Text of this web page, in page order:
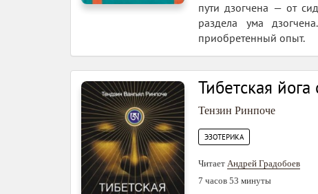
пути дзогчена — от
раздела ума
приобретенный опыт.
Тибетская йога
Тензин Ринпоче
ЭЗОТЕРИКА
Читает Андрей Градобоев
7 часов 53 минуты